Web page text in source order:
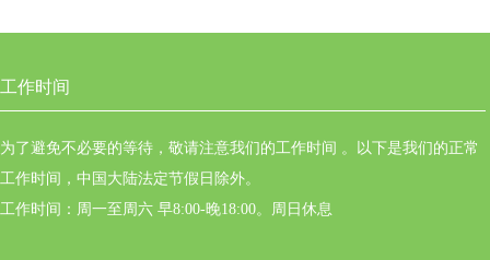
工作时间
为了避免不必要的等待，敬请注意我们的工作时间 。以下是我们的正常
工作时间，中国大陆法定节假日除外。
工作时间：周一至周六 早8:00-晚18:00。周日休息